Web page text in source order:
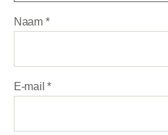
Naam *
E-mail*